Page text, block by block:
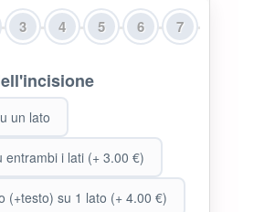
3 4 5 6 7
un lato
entrambi i lati (+ 3.00 €)
(+testo) su 1 lato (+ 4.00 €)